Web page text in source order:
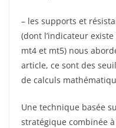
– les supports et
(dont l’indicateur
mt4 et mt5) nous
article, ce sont des
de calculs
Une technique basée
stratégique combinée